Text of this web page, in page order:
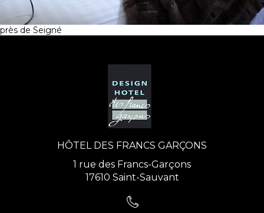
près de Seigné
HÔTEL DES FRANCS GARÇONS
1 rue des Francs-Garçons
17610 Saint-Sauvant